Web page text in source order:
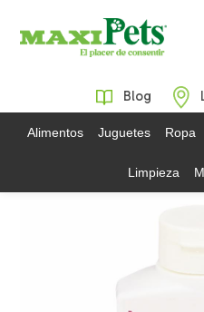
Blog
Alimentos Juguetes Ropa
Limpieza